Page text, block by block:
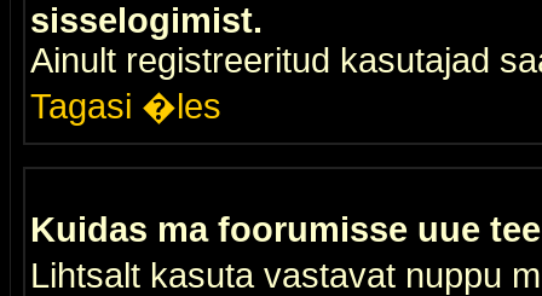
sisselogimist.
Ainult registreeritud kasutajad
Tagasi �les
Kuidas ma foorumisse uue
Lihtsalt kasuta vastavat nuppu